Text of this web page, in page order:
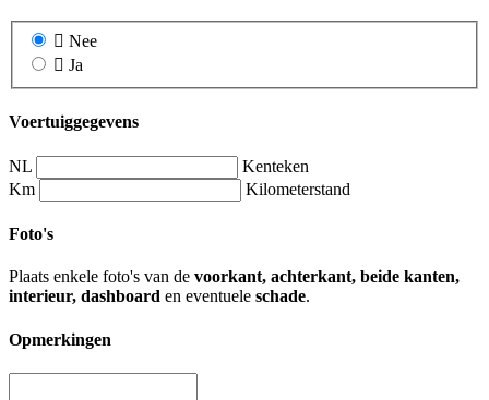
Nee
Ja
Voertuiggegevens
NL
Kenteken
Km
Kilometerstand
Foto's
Plaats enkele foto's van de voorkant, achterkant, beide kanten,
interieur, dashboard en eventuele schade.
Opmerkingen